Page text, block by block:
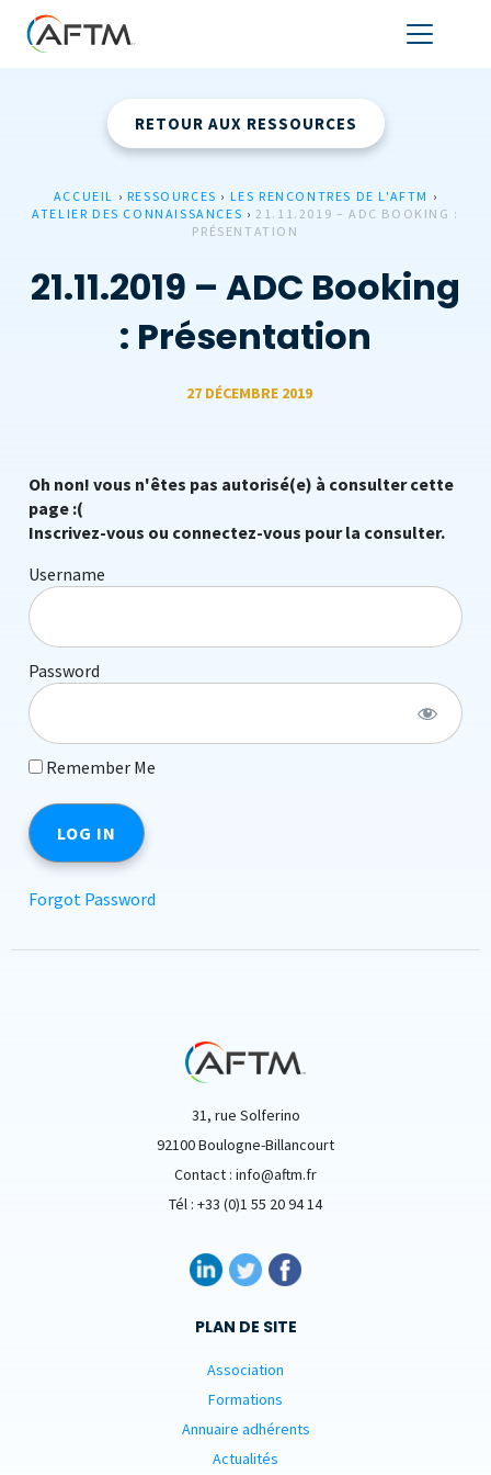
RETOUR AUX RESSOURCES
ACCUEIL › RESSOURCES › LES RENCONTRES DE L'AFTM ›
ATELIER DES CONNAISSANCES ›21.11.2019 – ADC BOOKING :
PRÉSENTATION
21.11.2019 – ADC Booking
: Présentation
27 DÉCEMBRE 2019
Oh non! vous n'êtes pas autorisé(e) à consulter cette
page :(
Inscrivez-vous ou connectez-vous pour la consulter.
Username
Password
Remember Me
Forgot Password
31, rue Solferino
92100 Boulogne-Billancourt
Contact : info@aftm.fr
Tél : +33 (0)1 55 20 94 14
PLAN DE SITE
Association
Formations
Annuaire adhérents
Actualités